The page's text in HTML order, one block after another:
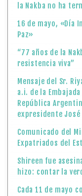
la Nakba no ha
16 de mayo, «Día
Paz»
“77 años de la
resistencia viva”
Mensaje del Sr.
a.i. de la
República
expresidente José
Comunicado del
Expatriados del
Shireen fue
hizo: contar la
Cada 11 de mayo